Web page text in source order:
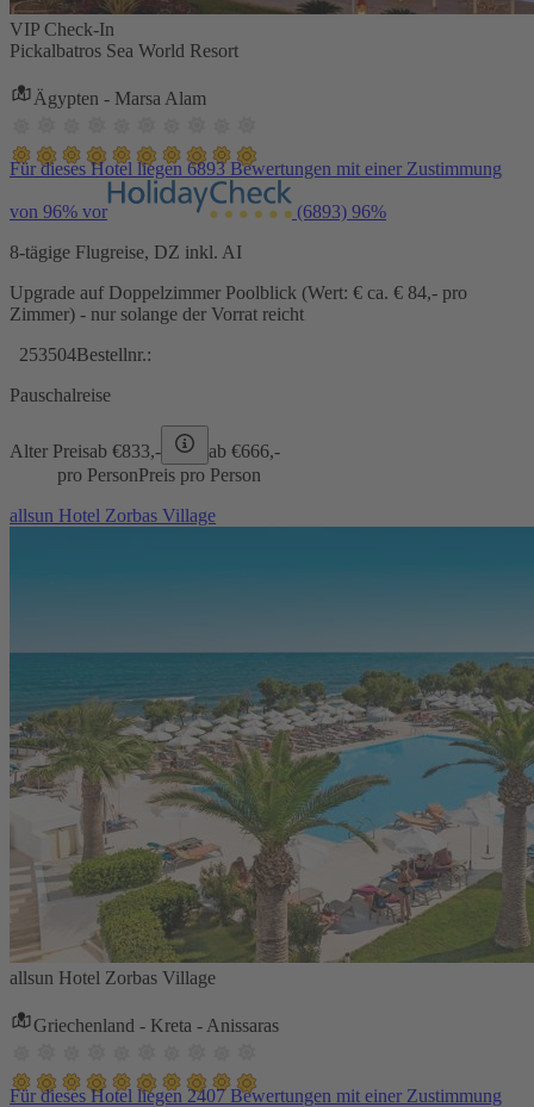
VIP Check-In
Pickalbatros Sea World Resort
Ägypten - Marsa Alam
Für dieses Hotel liegen 6893 Bewertungen mit einer Zustimmung
von 96% vor (6893) 96%
8-tägige Flugreise, DZ inkl. AI
Upgrade auf Doppelzimmer Poolblick (Wert: € ca. € 84,- pro
Zimmer) - nur solange der Vorrat reicht
253504Bestellnr.:
Pauschalreise
Alter Preisab €833,- ab €666,-
pro PersonPreis pro Person
allsun Hotel Zorbas Village
allsun Hotel Zorbas Village
Griechenland - Kreta - Anissaras
Für dieses Hotel liegen 2407 Bewertungen mit einer Zustimmung